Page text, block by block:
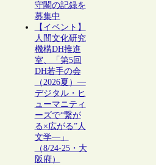
守閣の記録を
募集中
【イベント】
人間文化研究
機構DH推進
室、「第5回
DH若手の会
（2026夏）―
デジタル・ヒ
ューマニティ
ーズで“繋が
る×広がる”人
文学―」
（8/24-25・大
阪府）